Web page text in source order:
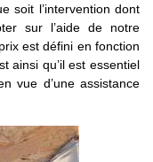
soit l’intervention dont
sur l’aide de notre
est défini en fonction
ainsi qu’il est essentiel
vue d’une assistance